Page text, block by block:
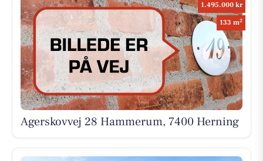
1.495.000 kr
133 m2
Agerskovvej 28 Hammerum, 7400 Herning